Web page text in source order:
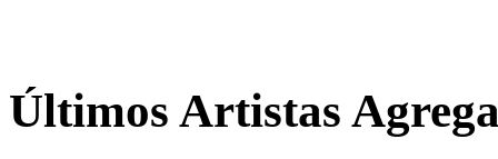
Últimos Artistas